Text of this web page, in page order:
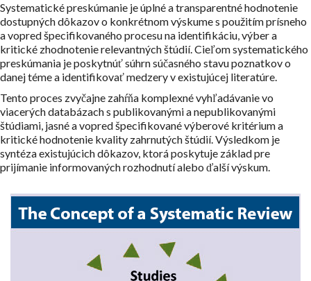
Systematické preskúmanie je úplné a transparentné hodnotenie
dostupných dôkazov o konkrétnom výskume s použitím prísneho
a vopred špecifikovaného procesu na identifikáciu, výber a
kritické zhodnotenie relevantných štúdií. Cieľom systematického
preskúmania je poskytnúť súhrn súčasného stavu poznatkov o
danej téme a identifikovať medzery v existujúcej literatúre.
Tento proces zvyčajne zahŕňa komplexné vyhľadávanie vo
viacerých databázach s publikovanými a nepublikovanými
štúdiami, jasné a vopred špecifikované výberové kritérium a
kritické hodnotenie kvality zahrnutých štúdií. Výsledkom je
syntéza existujúcich dôkazov, ktorá poskytuje základ pre
prijímanie informovaných rozhodnutí alebo ďalší výskum.